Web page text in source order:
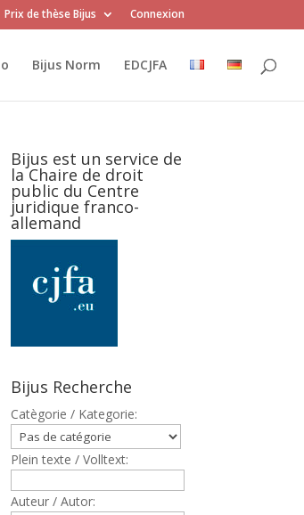
Prix de thèse Bijus Connexion
Bijus Norm EDCJFA
Bijus est un service de
la Chaire de droit
public du Centre
juridique franco-
allemand
Bijus Recherche
Catègorie / Kategorie:
Plein texte / Volltext:
Auteur / Autor: